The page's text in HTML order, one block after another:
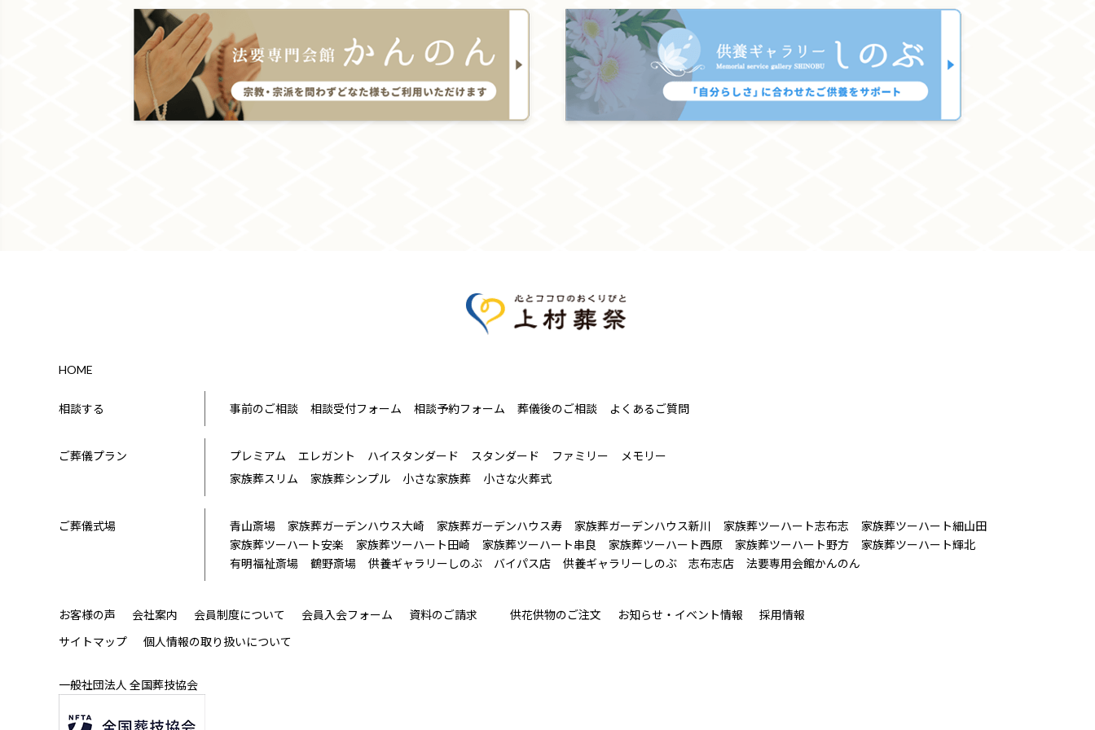
HOME
相談する 事前のご相談 相談受付フォーム 相談予約フォーム 葬儀後のご相談 よくあるご質問
ご葬儀プラン プレミアム エレガント ハイスタンダード スタンダード ファミリー
メモリー
家族葬スリム
家族葬シンプル 小さな家族葬 小さな火葬式
ご葬儀式場 青山斎場 家族葬ガーデンハウス大崎 家族葬ガーデンハウス寿 家族葬ガーデンハウス新川 家族葬ツーハート志布志
家族葬ツーハート細山田
家族葬ツーハート安楽
家族葬ツーハート田崎 家族葬ツーハート串良 家族葬ツーハート西原 家族葬ツーハート野方
家族葬ツーハート輝北
有明福祉斎場
鶴野斎場 供養ギャラリーしのぶ バイパス店 供養ギャラリーしのぶ 志布志店 法要専用会館かんのん
お客様の声 会社案内 会員制度について 会員入会フォーム 資料のご請求 供花供物のご注文 お知らせ・イベント情報
採用情報
サイトマップ
個人情報の取り扱いについて
一般社団法人 全国葬技協会